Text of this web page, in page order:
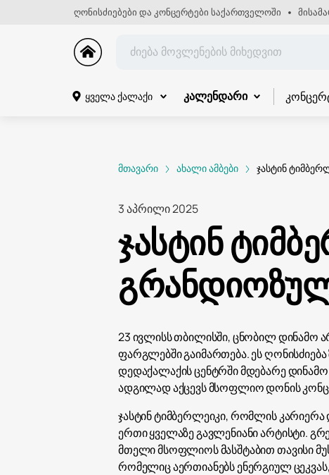
ღონისძიებები და კონცერტები საქართველოში
ყველა ქალაქი კალენდარი
მთავარი ახალი ამბები ჯასტინ
3 აპრილი 2025
ჯასტინ
23 ივლისს თბილისში, ცნობილ დინამო
ფარგლებში გაიმართება. ეს
დედაქალაქის ცენტრში მდებარე
ადგილად აქცევს მსოფლიო დონის
ჯასტინ ტიმბერლეიკი, რომლის
ერთი ყველაზე გავლენიანი არტისტი.
მთელი მსოფლიოს მასშტაბით თავისი
რომელიც აერთიანებს ენერგიულ